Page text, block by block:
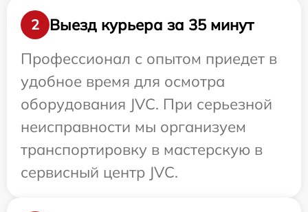
2
Выезд курьера за 35 минут
Профессионал с опытом приедет в
удобное время для осмотра
оборудования JVC. При серьезной
неисправности мы организуем
транспортировку в мастерскую в
сервисный центр JVC.